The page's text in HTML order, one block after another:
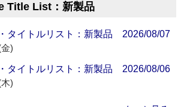
Title List：新製品
タイトルリスト：新製品 2026/08/07
)
タイトルリスト：新製品 2026/08/06
)